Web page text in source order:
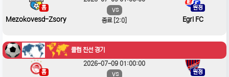
홈
Mezokovesd-Zsory
VS
종료 [2:0]
원정
Egri FC
클럽 친선 경기
홈
2026-07-09 01:00:00
VS 원정